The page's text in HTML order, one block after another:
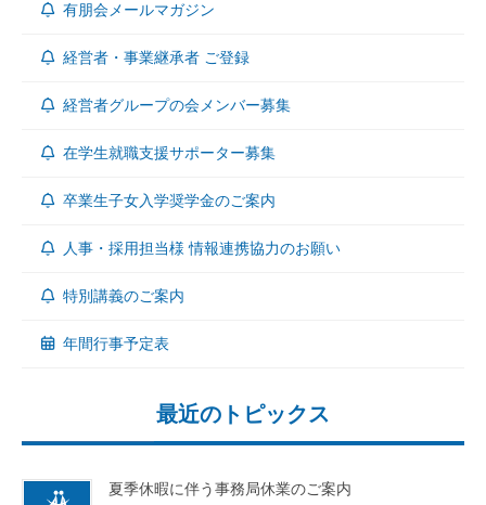
有朋会メールマガジン
経営者・事業継承者 ご登録
経営者グループの会メンバー募集
在学生就職支援サポーター募集
卒業生子女入学奨学金のご案内
人事・採用担当様 情報連携協力のお願い
特別講義のご案内
年間行事予定表
最近のトピックス
夏季休暇に伴う事務局休業のご案内